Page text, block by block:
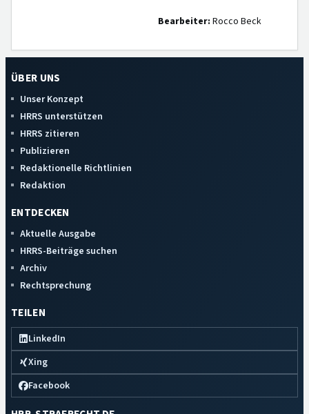
Bearbeiter: Rocco Beck
ÜBER UNS
Unser Konzept
HRRS unterstützen
HRRS zitieren
Publizieren
Redaktionelle Richtlinien
Redaktion
ENTDECKEN
Aktuelle Ausgabe
HRRS-Beiträge suchen
Archiv
Rechtsprechung
TEILEN
LinkedIn
Xing
Facebook